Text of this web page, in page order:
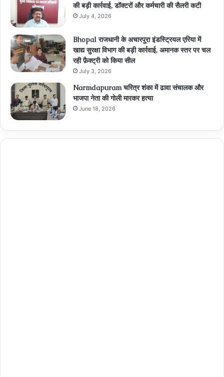
की बड़ी कार्रवाई, डॉक्टरों और कर्मचारी की सैलरी कटी
July 4, 2026
Bhopal राजधानी के अचारपुरा इंडस्ट्रियल एरिया में
खाद्य सुरक्षा विभाग की बड़ी कार्रवाई, अमानक स्तर पर चल
रही फ़ैक्ट्री को किया सील
July 3, 2026
Narmdapuram चरित्र शंका में ढावा संचालक और
भाजपा नेता की गोली मारकर हत्या
June 18, 2026